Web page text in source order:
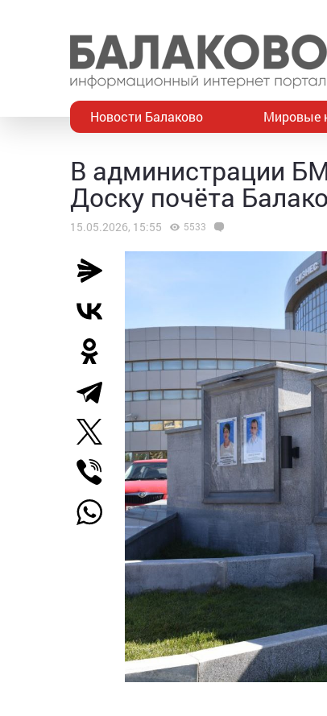
Новости Балаково Мировые
В администрации
Доску почёта
15.05.2026, 15:55 5533